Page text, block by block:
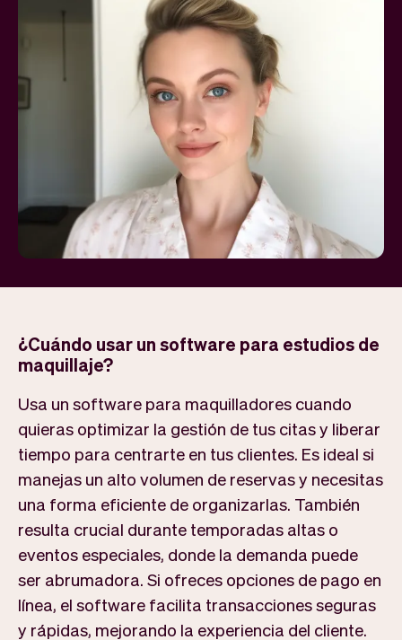
¿Cuándo usar un software para estudios de
maquillaje?
Usa un software para maquilladores cuando
quieras optimizar la gestión de tus citas y liberar
tiempo para centrarte en tus clientes. Es ideal si
manejas un alto volumen de reservas y necesitas
una forma eficiente de organizarlas. También
resulta crucial durante temporadas altas o
eventos especiales, donde la demanda puede
ser abrumadora. Si ofreces opciones de pago en
línea, el software facilita transacciones seguras
y rápidas, mejorando la experiencia del cliente.